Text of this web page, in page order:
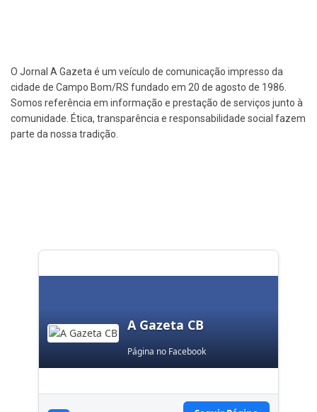
O Jornal A Gazeta é um veículo de comunicação impresso da
cidade de Campo Bom/RS fundado em 20 de agosto de 1986.
Somos referência em informação e prestação de serviços junto à
comunidade. Ética, transparência e responsabilidade social fazem
parte da nossa tradição.
A Gazeta CB
Página no Facebook